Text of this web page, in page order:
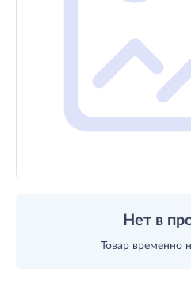
Нет в
Товар временно